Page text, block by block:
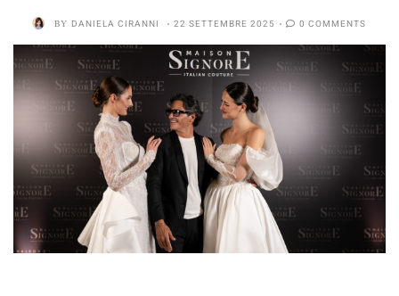
BY DANIELA CIRANNI 22 SETTEMBRE 2025 0 COMMENTS